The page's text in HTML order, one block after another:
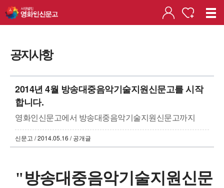
공지사항
2014년 4월 방송대중음악기술지원신문고를 시작
합니다.
영화인신문고에서 방송대중음악기술지원신문고까지
신문고 / 2014.05.16 / 공개글
"방송대중음악기술지원신문